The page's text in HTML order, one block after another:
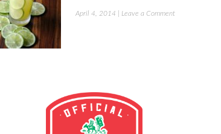
April 4, 2014 Leave a Comment